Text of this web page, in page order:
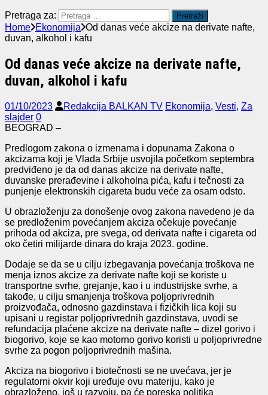
Pretraga za:
Home Ekonomija Od danas veće akcize na derivate nafte,
duvan, alkohol i kafu
Od danas veće akcize na derivate nafte,
duvan, alkohol i kafu
01/10/2023 Redakcija BALKAN TV Ekonomija, Vesti, Za
slajder 0
BEOGRAD –
Predlogom zakona o izmenama i dopunama Zakona o
akcizama koji je Vlada Srbije usvojila početkom septembra
predviđeno je da od danas akcize na derivate nafte,
duvanske prerađevine i alkoholna pića, kafu i tečnosti za
punjenje elektronskih cigareta budu veće za osam odsto.
U obrazloženju za donošenje ovog zakona navedeno je da
se predloženim povećanjem akciza očekuje povećanje
prihoda od akciza, pre svega, od derivata nafte i cigareta od
oko četiri milijarde dinara do kraja 2023. godine.
Dodaje se da se u cilju izbegavanja povećanja troškova ne
menja iznos akcize za derivate nafte koji se koriste u
transportne svrhe, grejanje, kao i u industrijske svrhe, a
takođe, u cilju smanjenja troškova poljoprivrednih
proizvođača, odnosno gazdinstava i fizičkih lica koji su
upisani u registar poljoprivrednih gazdinstava, uvodi se
refundacija plaćene akcize na derivate nafte – dizel gorivo i
biogorivo, koje se kao motorno gorivo koristi u poljoprivredne
svrhe za pogon poljoprivrednih mašina.
Akciza na biogorivo i biotečnosti se ne uvećava, jer je
regulatorni okvir koji uređuje ovu materiju, kako je
obrazloženo, još u razvoju, pa će poreska politika